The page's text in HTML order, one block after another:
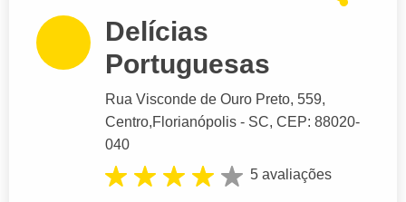
Delícias
Portuguesas
Rua Visconde de Ouro Preto, 559,
Centro,Florianópolis - SC, CEP: 88020-
040
5 avaliações